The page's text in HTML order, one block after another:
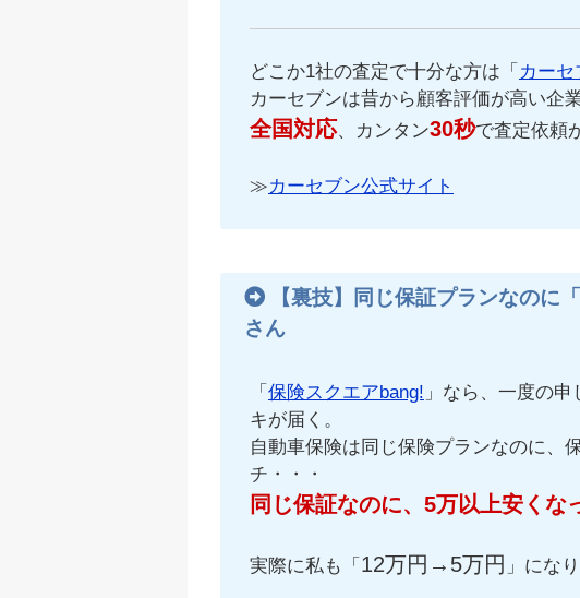
どこか1社の査定で十分な方は「 カーセ
カーセブンは昔から顧客評価が高い企
全国対応、カンタン30秒で査定依頼
≫カーセブン公式サイト
【裏技】同じ保証プランなのに
さん
「 保険スクエアbang! 」なら、一度の
キが届く。
自動車保険は同じ保険プランなのに、
チ・・・
同じ保証なのに、5万以上安くな
実際に私も「 12万円→5万円 」にな